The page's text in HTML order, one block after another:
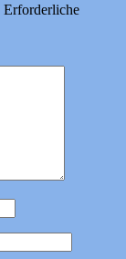
Erforderliche